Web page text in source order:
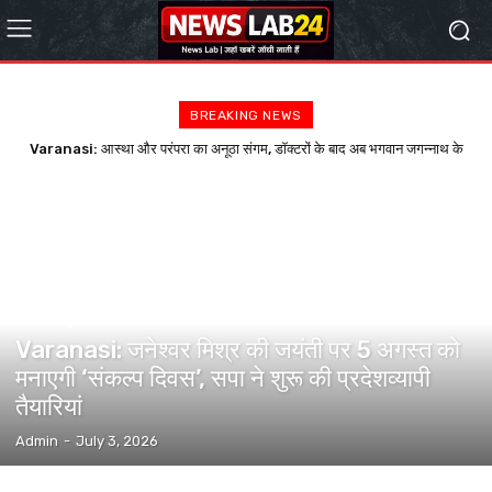
BREAKING NEWS
Varanasi: आस्था और परंपरा का अनूठा संगम, डॉक्टरों के बाद अब भगवान जगन्नाथ के
Varanasi: जनेश्वर मिश्र की जयंती पर 5 अगस्त को
मनाएगी ‘संकल्प दिवस’, सपा ने शुरू की प्रदेशव्यापी
तैयारियां
Admin - July 3, 2026